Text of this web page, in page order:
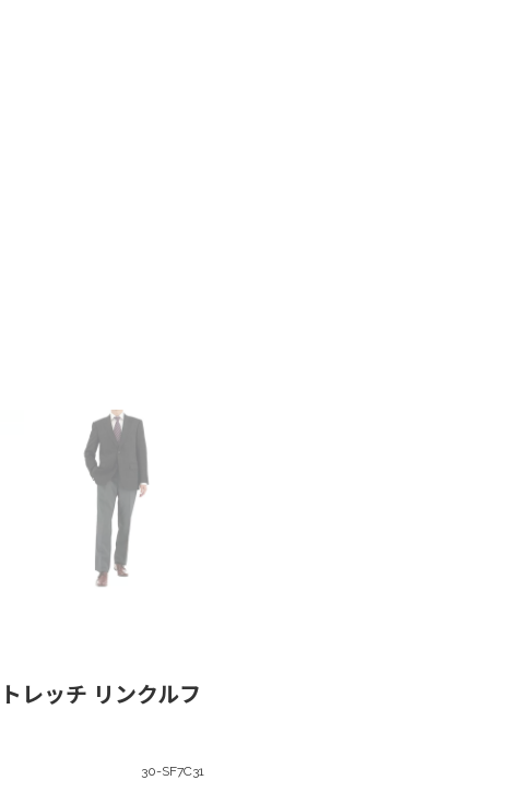
レッチ リンクルフ
30-SF7C31